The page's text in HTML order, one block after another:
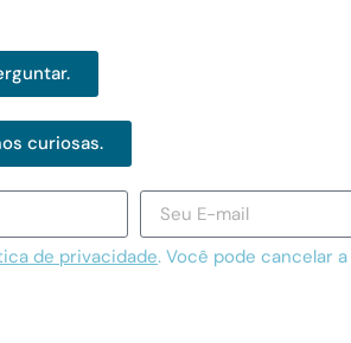
curiosas.
de privacidade. Você pode cancelar